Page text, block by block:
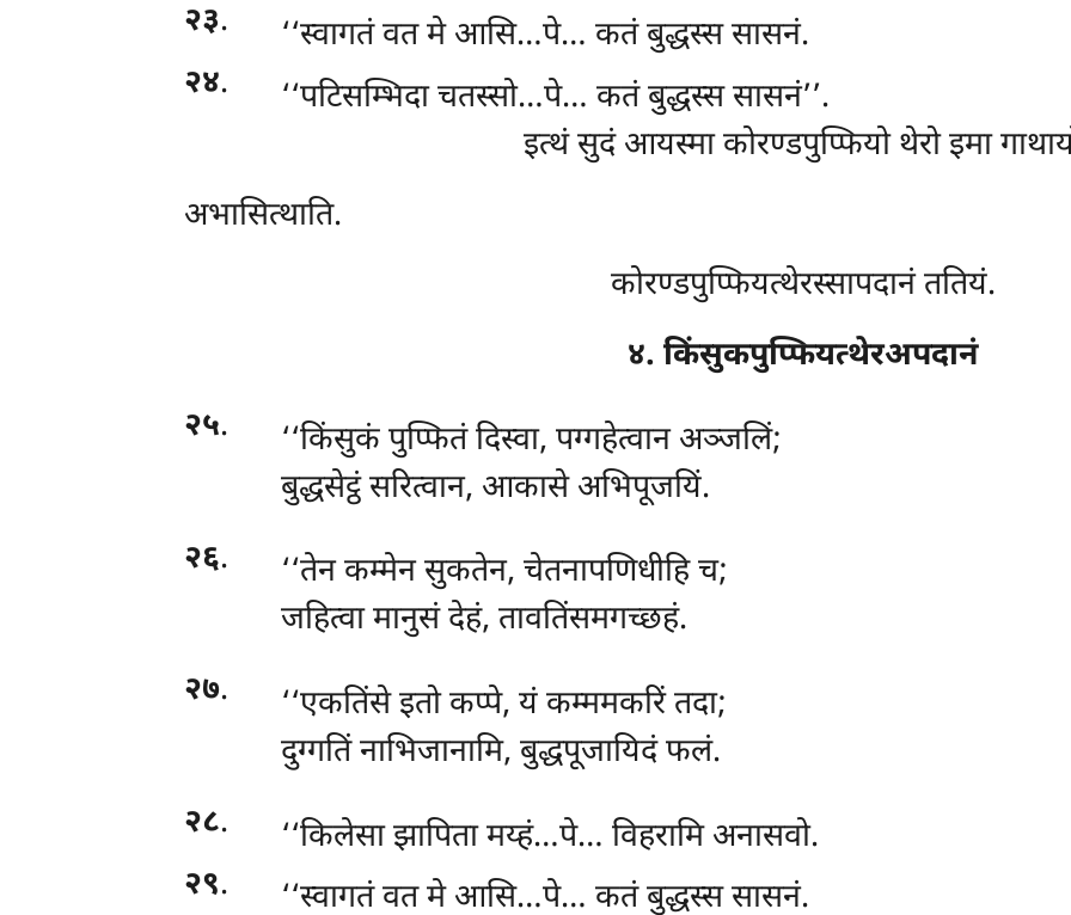
२३. ‘‘स्वागतंवत मे आसि…पे… कतं बुद्धस्स सासनं.
२४. ‘‘पटिसम्भिदाचतस्सो…पे… कतं बुद्धस्स सासनं’’.
इत्थं सुदं आयस्मा कोरण्डपुप्फियो थेरो इमा
अभासित्थाति.
कोरण्डपुप्फियत्थेरस्सापदानं ततियं.
४. किंसुकपुप्फियत्थेरअपदानं
२५.
‘‘किंसुकं पुप्फितं दिस्वा, पग्गहेत्वान अञ्जलिं;
बुद्धसेट्ठं सरित्वान, आकासे अभिपूजयिं.
२६.
‘‘तेन कम्मेन सुकतेन, चेतनापणिधीहि च;
जहित्वा मानुसं देहं, तावतिंसमगच्छहं.
२७.
‘‘एकतिंसे इतो कप्पे, यं कम्ममकरिं तदा;
दुग्गतिं नाभिजानामि, बुद्धपूजायिदं फलं.
२८.
‘‘किलेसा झापिता मय्हं…पे… विहरामि अनासवो.
२९. ‘‘स्वागतं वत मे आसि…पे… कतं बुद्धस्स सासनं.